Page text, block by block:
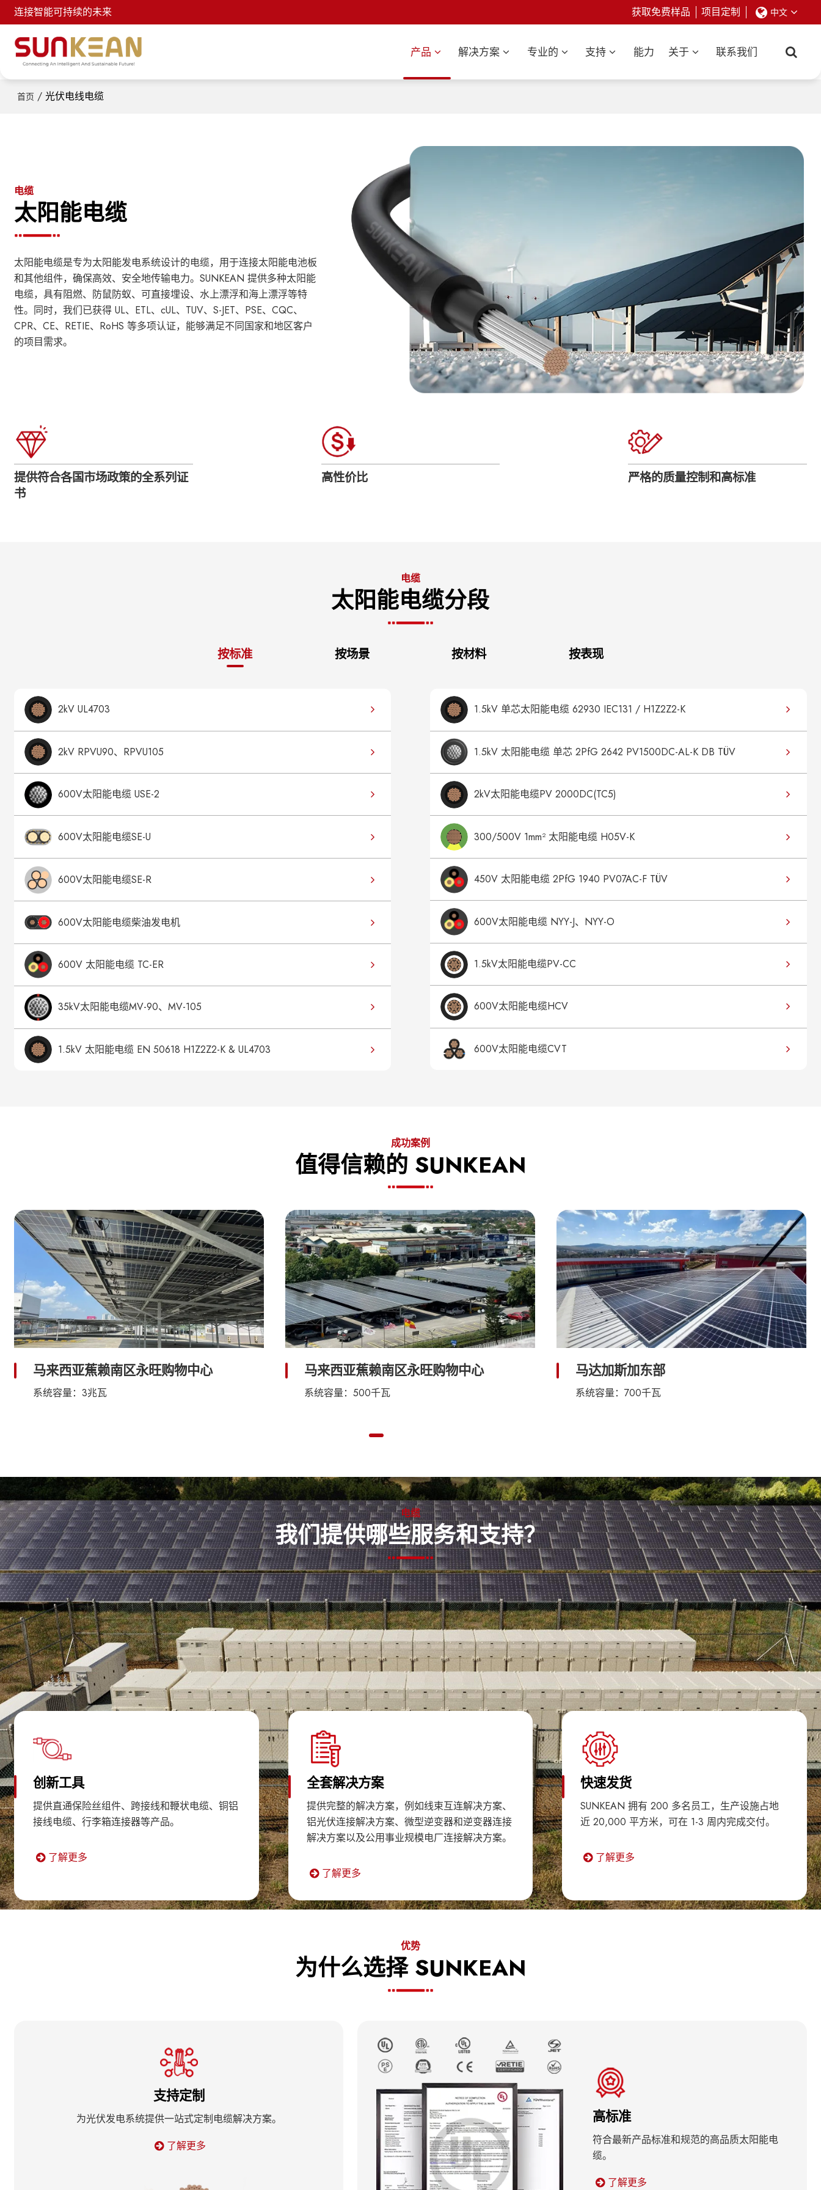
连接智能可持续的未来 获取免费样品 项目定制 中文
产品 解决方案 专业的 支持 能力 关于 联系我们
首页 / 光伏电线电缆
电缆
太阳能电缆
太阳能电缆是专为太阳能发电系统设计的电缆，用于连接太阳能电池板
和其他组件，确保高效、安全地传输电力。SUNKEAN 提供多种太阳能
电缆，具有阻燃、防鼠防蚁、可直接埋设、水上漂浮和海上漂浮等特
性。同时，我们已获得 UL、ETL、cUL、TUV、S-JET、PSE、CQC、
CPR、CE、RETIE、RoHS 等多项认证，能够满足不同国家和地区客户
的项目需求。
提供符合各国市场政策的全系列证
书
高性价比 严格的质量控制和高标准
电缆
太阳能电缆分段
按标准 按场景 按材料 按表现
2kV UL4703
2kV RPVU90、RPVU105
600V太阳能电缆 USE-2
600V太阳能电缆SE-U
600V太阳能电缆SE-R
600V太阳能电缆柴油发电机
600V 太阳能电缆 TC-ER
35kV太阳能电缆MV-90、MV-105
1.5kV 太阳能电缆 EN 50618 H1Z2Z2-K & UL4703
1.5kV 单芯太阳能电缆 62930 IEC131 / H1Z2Z2-K
1.5kV 太阳能电缆 单芯 2PfG 2642 PV1500DC-AL-K DB TÜV
2kV太阳能电缆PV 2000DC(TC5)
300/500V 1mm² 太阳能电缆 H05V-K
450V 太阳能电缆 2PfG 1940 PV07AC-F TÜV
600V太阳能电缆 NYY-J、NYY-O
1.5kV太阳能电缆PV-CC
600V太阳能电缆HCV
600V太阳能电缆CVT
成功案例
值得信赖的 SUNKEAN
马来西亚蕉赖南区永旺购物中心
系统容量：500千瓦
马达加斯加东部
系统容量：700千瓦
沙巴州博福特
系统容量：7兆瓦
电缆
我们提供哪些服务和支持？
创新工具
提供直通保险丝组件、跨接线和鞭状电缆、铜铝
接线电缆、行李箱连接器等产品。
了解更多
全套解决方案
提供完整的解决方案，例如线束互连解决方案、
铝光伏连接解决方案、微型逆变器和逆变器连接
解决方案以及公用事业规模电厂连接解决方案。
了解更多
快速发货
SUNKEAN 拥有 200 多名员工，生产设施占地
近 20,000 平方米，可在 1-3 周内完成交付。
了解更多
优势
为什么选择 SUNKEAN
支持定制
为光伏发电系统提供一站式定制电缆解决方案。
了解更多
高标准
符合最新产品标准和规范的高品质太阳能电
缆。
了解更多